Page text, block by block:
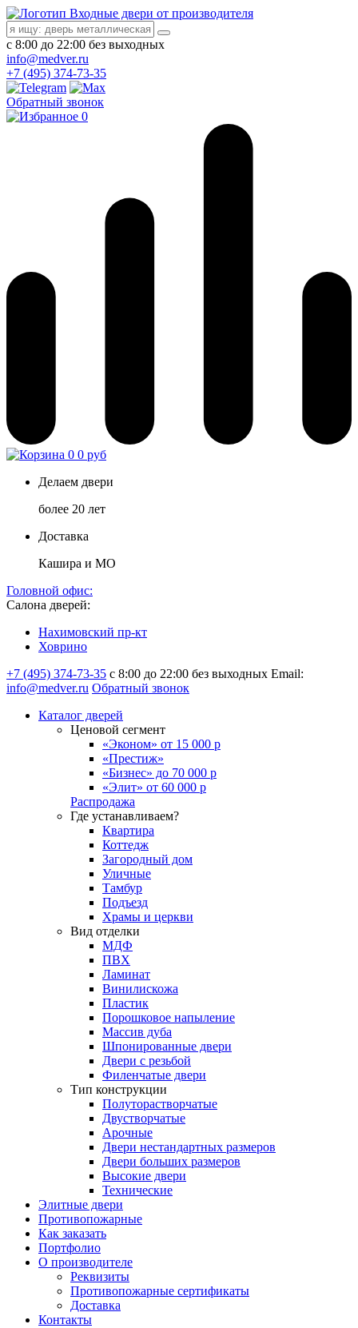
Входные двери от производителя
с 8:00 до 22:00 без выходных
info@medver.ru
+7 (495) 374-73-35
Обратный звонок
0
0 0 руб
Делаем двери
более 20 лет
Доставка
Кашира и МО
Головной офис:
Салона дверей:
Нахимовский пр-кт
Ховрино
+7 (495) 374-73-35 с 8:00 до 22:00 без выходных Email:
info@medver.ru Обратный звонок
Каталог дверей
Ценовой сегмент
«Эконом» от 15 000 р
«Престиж»
«Бизнес» до 70 000 р
«Элит» от 60 000 р
Распродажа
Где устанавливаем?
Квартира
Коттедж
Загородный дом
Уличные
Тамбур
Подъезд
Храмы и церкви
Вид отделки
МДФ
ПВХ
Ламинат
Винилискожа
Пластик
Порошковое напыление
Массив дуба
Шпонированные двери
Двери с резьбой
Филенчатые двери
Тип конструкции
Полуторастворчатые
Двустворчатые
Арочные
Двери нестандартных размеров
Двери больших размеров
Высокие двери
Технические
Элитные двери
Противопожарные
Как заказать
Портфолио
О производителе
Реквизиты
Противопожарные сертификаты
Доставка
Контакты